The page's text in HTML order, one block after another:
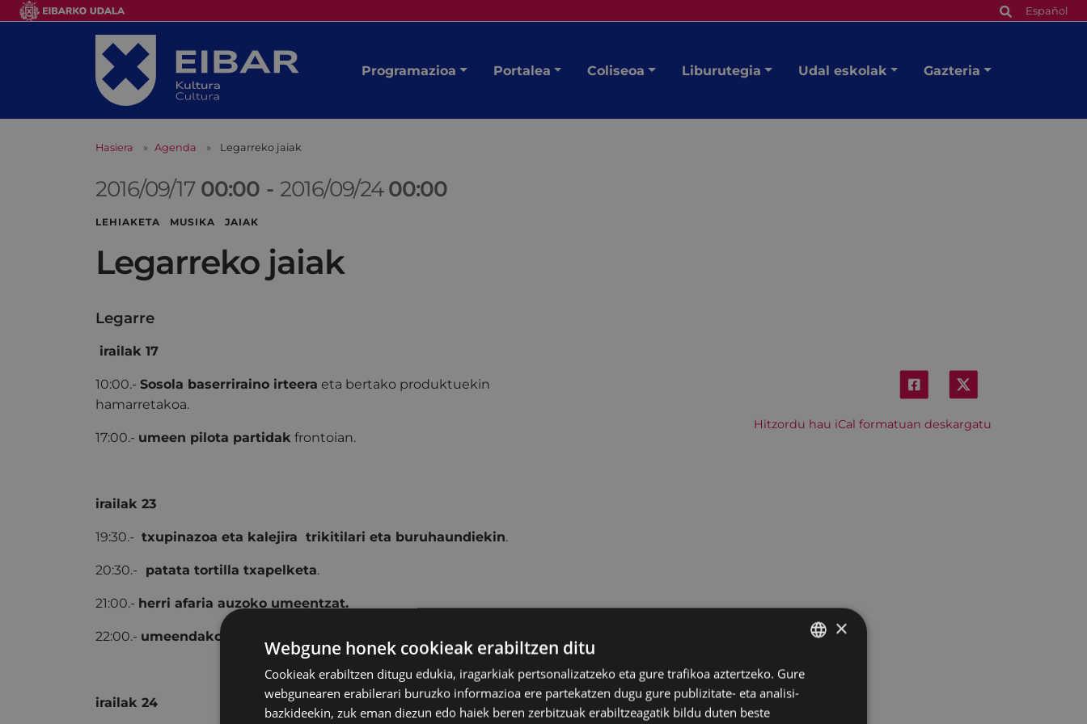
Español
Programazioa Portalea Coliseoa Liburutegia Udal eskolak Gazteria
Hasiera Agenda Legarreko jaiak
2016/09/17 00:00 - 2016/09/2400:00
LEHIAKETA MUSIKA JAIAK
Legarreko jaiak
Legarre
Hitzordu hau iCal formatuan deskargatu
irailak 17
10:00.- Sosola baserriraino irteera eta bertako produktuekin
hamarretakoa.
17:00.- umeen pilota partidak frontoian.
irailak 23
19:30.- txupinazoa eta kalejira trikitilari eta buruhaundiekin.
20:30.- patata tortilla txapelketa.
21:00.- herri afaria auzoko umeentzat.
22:00.- umeendako ikuskizuna.
irailak 24
BASQUE
SPANISH
×
Webgune honek cookieak erabiltzen ditu
Cookieak erabiltzen ditugu edukia, iragarkiak pertsonalizatzeko eta gure trafikoa aztertzeko. Gure
webgunearen erabilerari buruzko informazioa ere partekatzen dugu gure publizitate- eta analisi-
bazkideekin, zuk eman diezun edo haiek beren zerbitzuak erabiltzeagatik bildu duten beste